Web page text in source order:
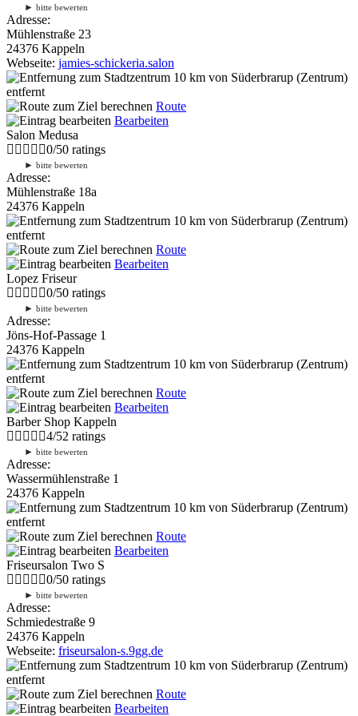
► bitte bewerten
Adresse:
Mühlenstraße 23
24376 Kappeln
Webseite: jamies-schickeria.salon
10 km von Süderbrarup (Zentrum)
entfernt
Route
Bearbeiten
Salon Medusa
0/50 ratings
► bitte bewerten
Adresse:
Mühlenstraße 18a
24376 Kappeln
10 km von Süderbrarup (Zentrum)
entfernt
Route
Bearbeiten
Lopez Friseur
0/50 ratings
► bitte bewerten
Adresse:
Jöns-Hof-Passage 1
24376 Kappeln
10 km von Süderbrarup (Zentrum)
entfernt
Route
Bearbeiten
Barber Shop Kappeln
4/52 ratings
► bitte bewerten
Adresse:
Wassermühlenstraße 1
24376 Kappeln
10 km von Süderbrarup (Zentrum)
entfernt
Route
Bearbeiten
Friseursalon Two S
0/50 ratings
► bitte bewerten
Adresse:
Schmiedestraße 9
24376 Kappeln
Webseite: friseursalon-s.9gg.de
10 km von Süderbrarup (Zentrum)
entfernt
Route
Bearbeiten